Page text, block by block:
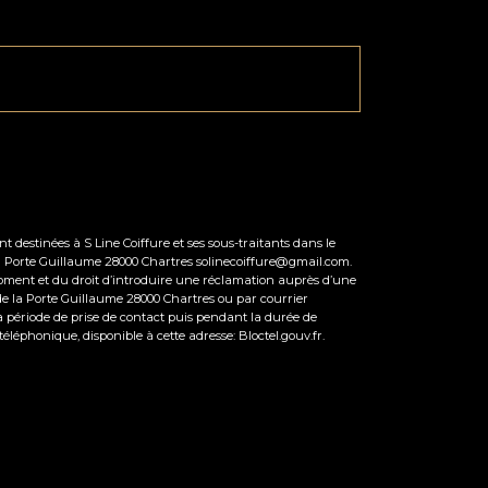
destinées à S Line Coiffure et ses sous-traitants dans le
Guillaume 28000 Chartres solinecoiffure@gmail.com.
et du droit d’introduire une réclamation auprès d’une
la Porte Guillaume 28000 Chartres ou par courrier
de prise de contact puis pendant la durée de
disponible à cette adresse: Bloctel.gouv.fr.